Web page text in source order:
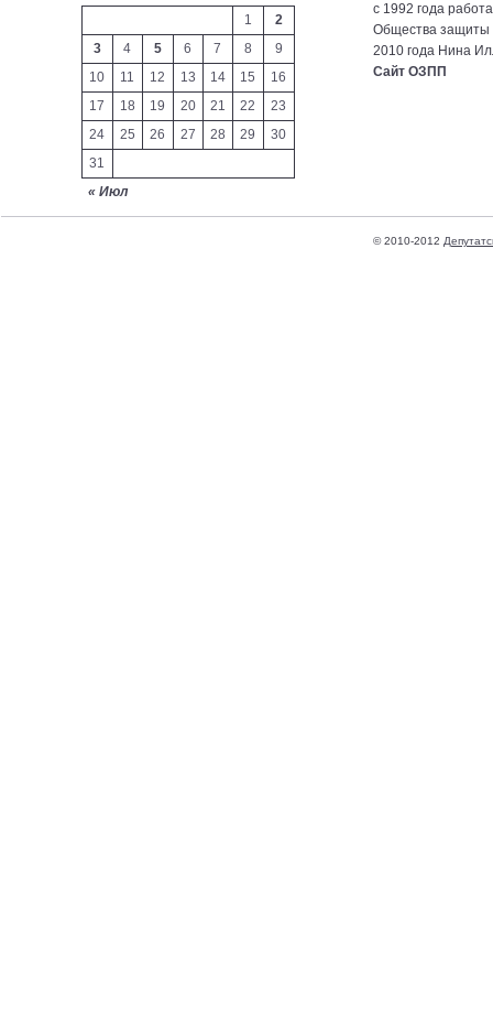
« Июл
1
2
3
4 5 6 7 8
9
10
11 12 13 14 15
16
17
18 19 20 21 22
23
24
25 26 27 28 29
30
31
с 1992 года
Общества защиты
2010 года Нина
Сайт ОЗПП
© 2010-2012